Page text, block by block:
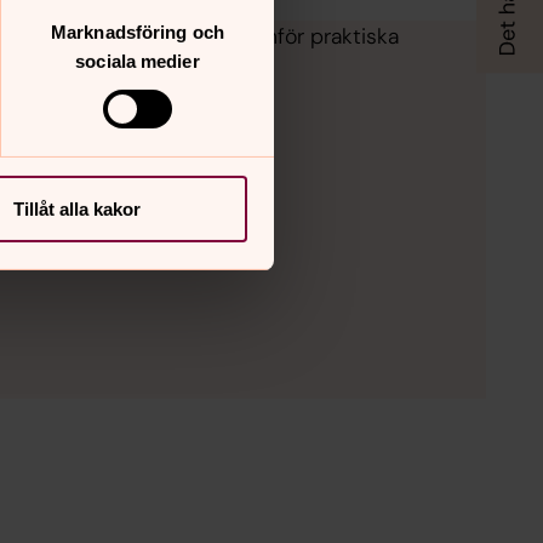
Marknadsföring och
sociala medier
Tillåt alla kakor
frågor och står inför praktiska